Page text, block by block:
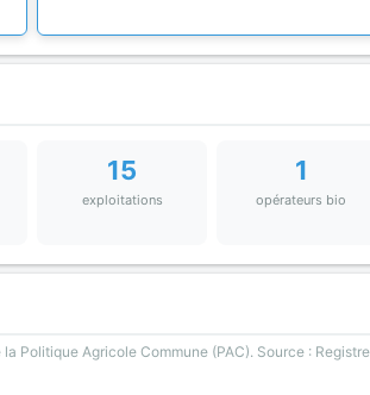
15
exploitations
1
opérateurs bio
Politique Agricole Commune (PAC). Source :